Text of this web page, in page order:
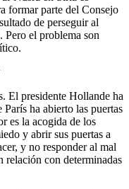
formar parte del Consejo
de perseguir al
Pero el problema son
El presidente Hollande ha
ha abierto las puertas
es la acogida de los
y abrir sus puertas a
y no responder al mal
relación con determinadas